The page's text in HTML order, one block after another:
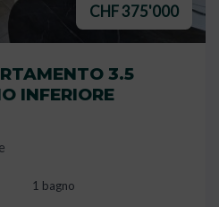
CHF 375'000
3.5
INFERIORE
1 bagno